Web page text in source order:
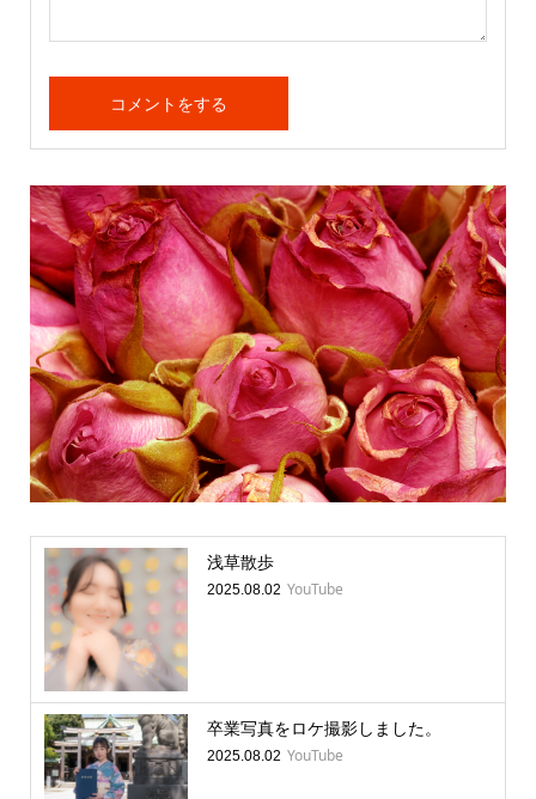
浅草散歩
2025.08.02 YouTube
卒業写真をロケ撮影しました。
2025.08.02 YouTube